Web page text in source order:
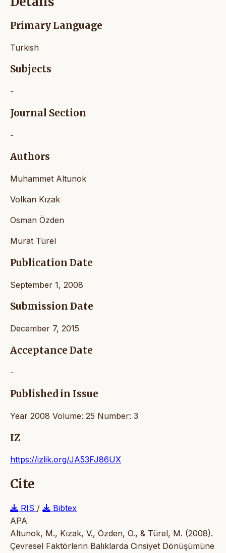
Primary Language
Turkish
Subjects
-
Journal Section
-
Authors
Muhammet Altunok
Volkan Kızak
Osman Özden
Murat Türel
Publication Date
September 1, 2008
Submission Date
December 7, 2015
Acceptance Date
-
Published in Issue
Year 2008 Volume: 25 Number: 3
IZ
https://izlik.org/JA53FJ86UX
Cite
RIS /
Bibtex
APA
Altunok, M., Kızak, V., Özden, O., & Türel, M. (2008).
Çevresel Faktörlerin Balıklarda Cinsiyet Dönüşümüne